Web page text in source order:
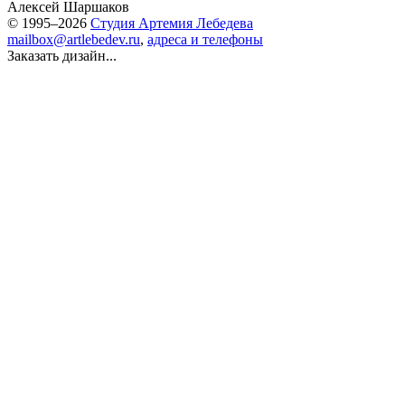
Алексей Шаршаков
© 1995–2026 Студия Артемия Лебедева
mailbox@artlebedev.ru, адреса и телефоны
Заказать дизайн...